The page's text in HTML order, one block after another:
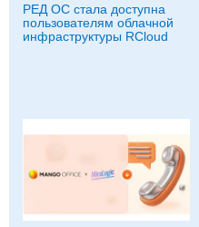
РЕД ОС стала доступна
пользователям облачной
инфраструктуры RCloud